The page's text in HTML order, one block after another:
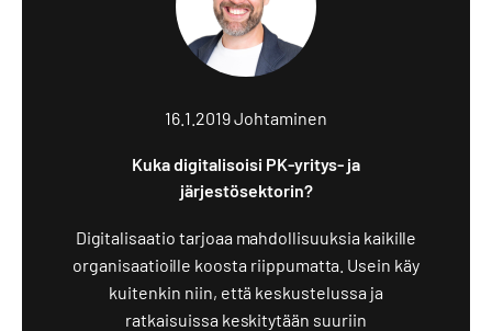
16.1.2019Johtaminen
Kuka digitalisoisi PK-yritys- ja
järjestösektorin?
Digitalisaatio tarjoaa mahdollisuuksia kaikille
organisaatioille koosta riippumatta. Usein käy
kuitenkin niin, että keskustelussa ja
ratkaisuissa keskitytään suuriin